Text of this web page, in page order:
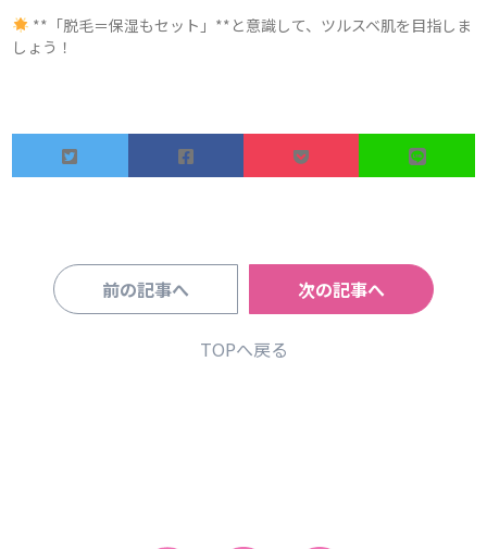
**「脱毛＝保湿もセット」**と意識して、ツルスベ肌を目指しま
しょう！
前の記事へ 次の記事へ
TOPへ戻る